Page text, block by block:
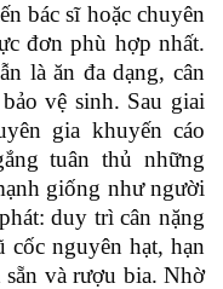
bác sĩ hoặc chuyên
đơn phù hợp nhất.
là ăn đa dạng, cân
vệ sinh. Sau giai
gia khuyến cáo
tuân thủ những
giống như người
duy trì cân nặng
nguyên hạt, hạn
và rượu bia. Nhờ